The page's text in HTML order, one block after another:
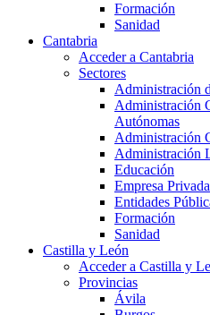
Formación
Sanidad
Cantabria
Acceder a Cantabria
Sectores
Administración
Administración
Autónomas
Administración
Administración
Educación
Empresa Privada
Entidades
Formación
Sanidad
Castilla y León
Acceder a Castilla y
Provincias
Ávila